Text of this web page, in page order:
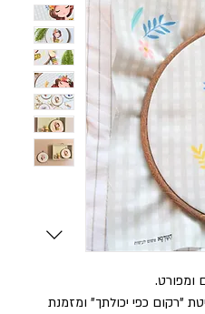
ומפורט.
"רקום כפי יכולתך" ומזמנת